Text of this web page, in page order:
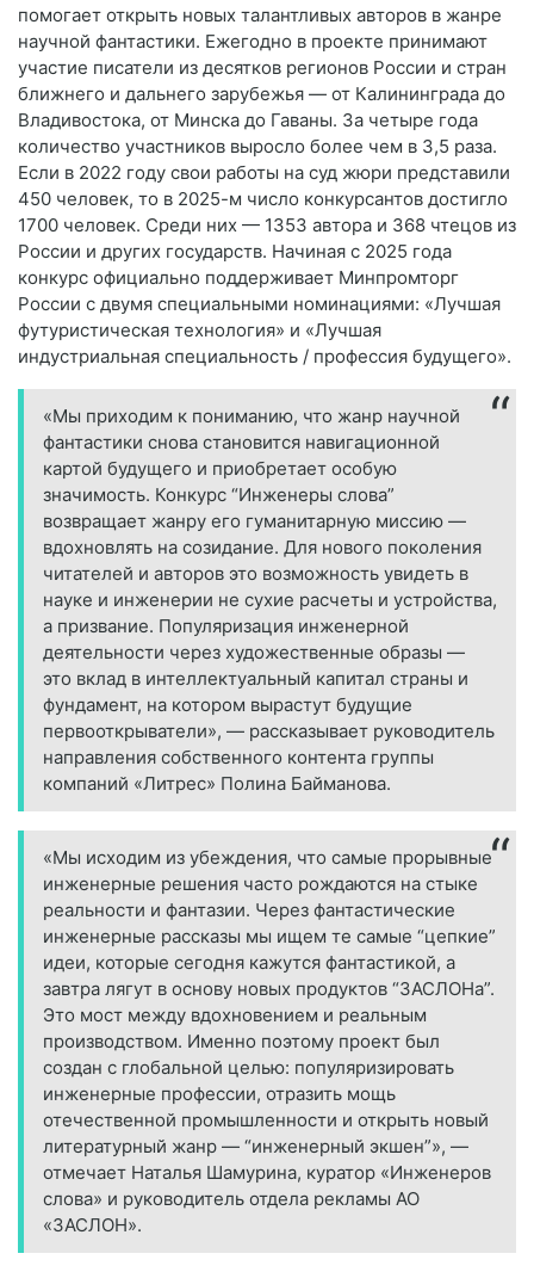
помогает открыть новых талантливых авторов в жанре
научной фантастики. Ежегодно в проекте принимают
участие писатели из десятков регионов России и стран
ближнего и дальнего зарубежья — от Калининграда до
Владивостока, от Минска до Гаваны. За четыре года
количество участников выросло более чем в 3,5 раза.
Если в 2022 году свои работы на суд жюри представили
450 человек, то в 2025-м число конкурсантов достигло
1700 человек. Среди них — 1353 автора и 368 чтецов из
России и других государств. Начиная с 2025 года
конкурс официально поддерживает Минпромторг
России с двумя специальными номинациями: «Лучшая
футуристическая технология» и «Лучшая
индустриальная специальность / профессия будущего».
«Мы приходим к пониманию, что жанр научной
фантастики снова становится навигационной
картой будущего и приобретает особую
значимость. Конкурс “Инженеры слова”
возвращает жанру его гуманитарную миссию —
вдохновлять на созидание. Для нового поколения
читателей и авторов это возможность увидеть в
науке и инженерии не сухие расчеты и устройства,
а призвание. Популяризация инженерной
деятельности через художественные образы —
это вклад в интеллектуальный капитал страны и
фундамент, на котором вырастут будущие
первооткрыватели», — рассказывает руководитель
направления собственного контента группы
компаний «Литрес» Полина Байманова.
«Мы исходим из убеждения, что самые прорывные
инженерные решения часто рождаются на стыке
реальности и фантазии. Через фантастические
инженерные рассказы мы ищем те самые “цепкие”
идеи, которые сегодня кажутся фантастикой, а
завтра лягут в основу новых продуктов “ЗАСЛОНа”.
Это мост между вдохновением и реальным
производством. Именно поэтому проект был
создан с глобальной целью: популяризировать
инженерные профессии, отразить мощь
отечественной промышленности и открыть новый
литературный жанр — “инженерный экшен”», —
отмечает Наталья Шамурина, куратор «Инженеров
слова» и руководитель отдела рекламы АО
«ЗАСЛОН».